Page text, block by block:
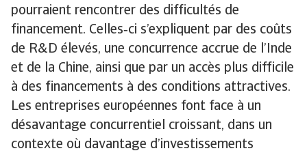
pourraient rencontrer des difficultés de
financement. Celles‑ci s’expliquent par des coûts
de R&D élevés, une concurrence accrue de l’Inde
et de la Chine, ainsi que par un accès plus difficile
à des financements à des conditions attractives.
Les entreprises européennes font face à un
désavantage concurrentiel croissant, dans un
contexte où davantage d’investissements